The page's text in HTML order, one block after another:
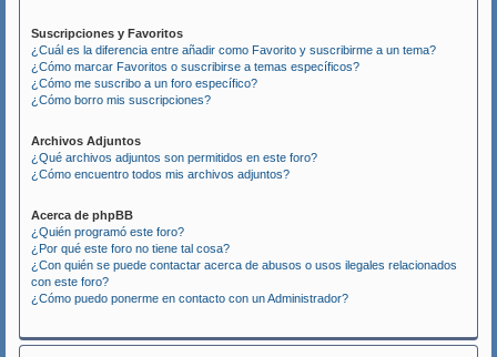
Suscripciones y Favoritos
¿Cuál es la diferencia entre añadir como Favorito y suscribirme a un tema?
¿Cómo marcar Favoritos o suscribirse a temas específicos?
¿Cómo me suscribo a un foro específico?
¿Cómo borro mis suscripciones?
Archivos Adjuntos
¿Qué archivos adjuntos son permitidos en este foro?
¿Cómo encuentro todos mis archivos adjuntos?
Acerca de phpBB
¿Quién programó este foro?
¿Por qué este foro no tiene tal cosa?
¿Con quién se puede contactar acerca de abusos o usos ilegales relacionados
con este foro?
¿Cómo puedo ponerme en contacto con un Administrador?